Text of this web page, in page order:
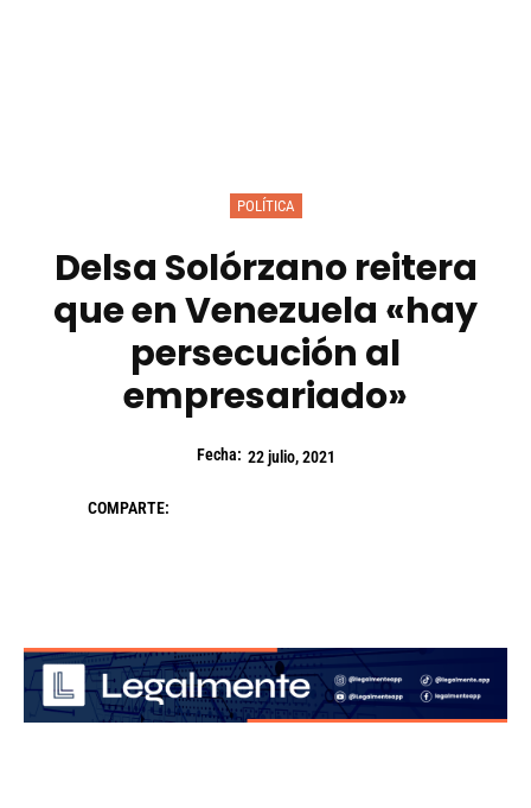
POLÍTICA
Delsa Solórzano reitera
que en Venezuela «hay
persecución al
empresariado»
Fecha: 22 julio, 2021
COMPARTE: